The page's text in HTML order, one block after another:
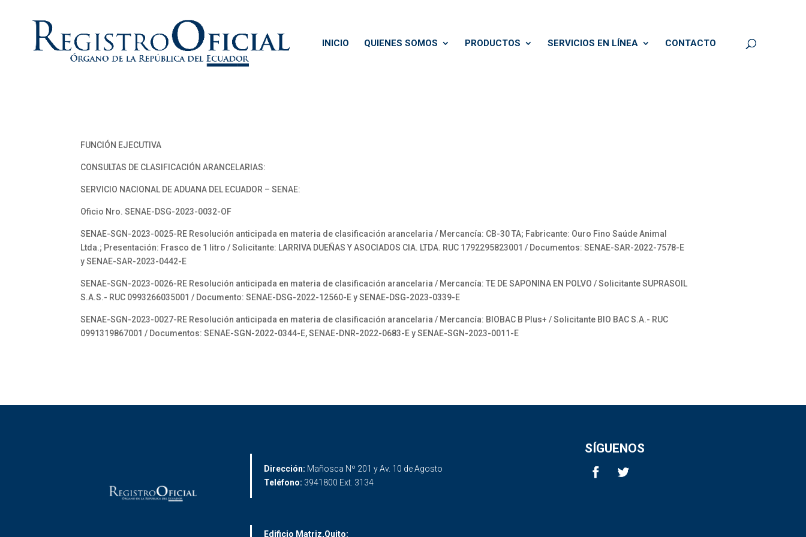
INICIO QUIENES SOMOS PRODUCTOS SERVICIOS EN LÍNEA CONTACTO
FUNCIÓN EJECUTIVA
CONSULTAS DE CLASIFICACIÓN ARANCELARIAS:
SERVICIO NACIONAL DE ADUANA DEL ECUADOR – SENAE:
Oficio Nro. SENAE-DSG-2023-0032-OF
SENAE-SGN-2023-0025-RE Resolución anticipada en materia de clasificación arancelaria / Mercancía: CB-30 TA; Fabricante: Ouro Fino Saúde Animal
Ltda.; Presentación: Frasco de 1 litro / Solicitante: LARRIVA DUEÑAS Y ASOCIADOS CIA. LTDA. RUC 1792295823001 / Documentos: SENAE-SAR-2022-7578-E
y SENAE-SAR-2023-0442-E
SENAE-SGN-2023-0026-RE Resolución anticipada en materia de clasificación arancelaria / Mercancía: TE DE SAPONINA EN POLVO / Solicitante SUPRASOIL
S.A.S.- RUC 0993266035001 / Documento: SENAE-DSG-2022-12560-E y SENAE-DSG-2023-0339-E
SENAE-SGN-2023-0027-RE Resolución anticipada en materia de clasificación arancelaria / Mercancía: BIOBAC B Plus+ / Solicitante BIO BAC S.A.- RUC
0991319867001 / Documentos: SENAE-SGN-2022-0344-E, SENAE-DNR-2022-0683-E y SENAE-SGN-2023-0011-E
Dirección: Mañosca Nº 201 y Av. 10 de Agosto
Teléfono: 3941800 Ext. 3134
SÍGUENOS
Edificio Matriz,Quito: